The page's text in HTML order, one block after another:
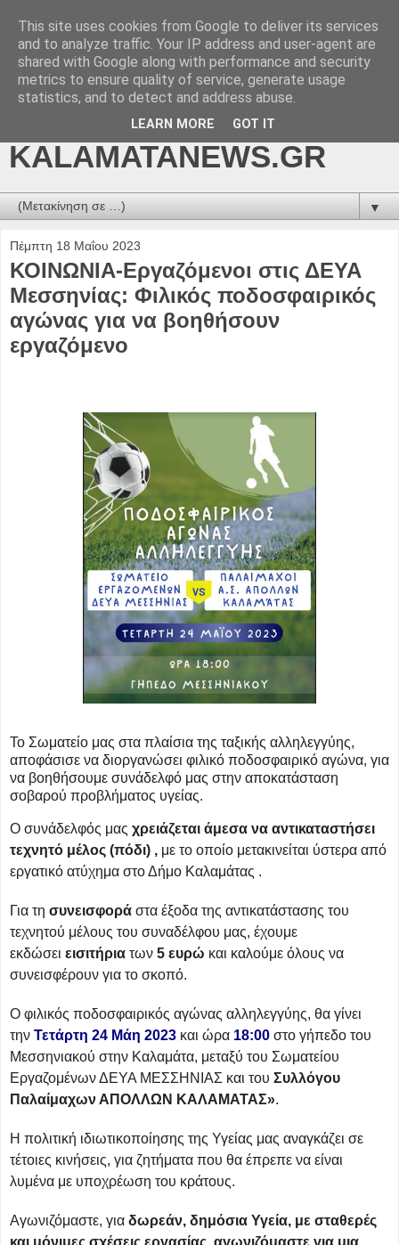
kalamatanews.gr -
ΜΕΣΣΗΝΙΑΚΑ ΝΕΑ
ONLINE-
KALAMATANEWS.GR
▼
Πέμπτη 18 Μαΐου 2023
ΚΟΙΝΩΝΙΑ-Εργαζόμενοι στις ΔΕΥΑ
Μεσσηνίας: Φιλικός ποδοσφαιρικός
αγώνας για να βοηθήσουν
εργαζόμενο
Το Σωματείο μας στα πλαίσια της ταξικής αλληλεγγύης,
αποφάσισε να διοργανώσει φιλικό ποδοσφαιρικό αγώνα, για
να βοηθήσουμε συνάδελφό μας στην αποκατάσταση
σοβαρού προβλήματος υγείας.
Ο συνάδελφός μας χρειάζεται άμεσα να αντικαταστήσει
τεχνητό μέλος (πόδι) , με το οποίο μετακινείται ύστερα από
εργατικό ατύχημα στο Δήμο Καλαμάτας .
Για τη συνεισφορά στα έξοδα της αντικατάστασης του
τεχνητού μέλους του συναδέλφου μας, έχουμε
εκδώσει εισιτήρια των 5 ευρώ και καλούμε όλους να
συνεισφέρουν για το σκοπό.
Ο φιλικός ποδοσφαιρικός αγώνας αλληλεγγύης, θα γίνει
την Τετάρτη 24 Μάη 2023 και ώρα 18:00 στο γήπεδο του
Μεσσηνιακού στην Καλαμάτα, μεταξύ του Σωματείου
Εργαζομένων ΔΕΥΑ ΜΕΣΣΗΝΙΑΣ και του Συλλόγου
Παλαίμαχων ΑΠΟΛΛΩΝ ΚΑΛΑΜΑΤΑΣ».
Η πολιτική ιδιωτικοποίησης της Υγείας μας αναγκάζει σε
τέτοιες κινήσεις, για ζητήματα που θα έπρεπε να είναι
λυμένα με υποχρέωση του κράτους.
Αγωνιζόμαστε, για δωρεάν, δημόσια Υγεία, με σταθερές
This site uses cookies from Google to deliver its services
and to analyze traffic. Your IP address and user-agent are
shared with Google along with performance and security
metrics to ensure quality of service, generate usage
statistics, and to detect and address abuse.
LEARN MORE GOT IT